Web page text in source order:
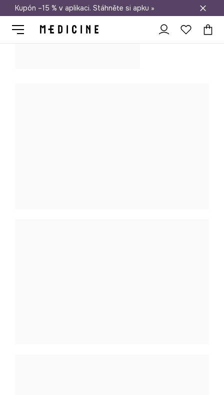
Doprava zdarma při nákupu nad 1 200 Kč
Kupón –15 % v aplikaci. Stáhněte si apku »